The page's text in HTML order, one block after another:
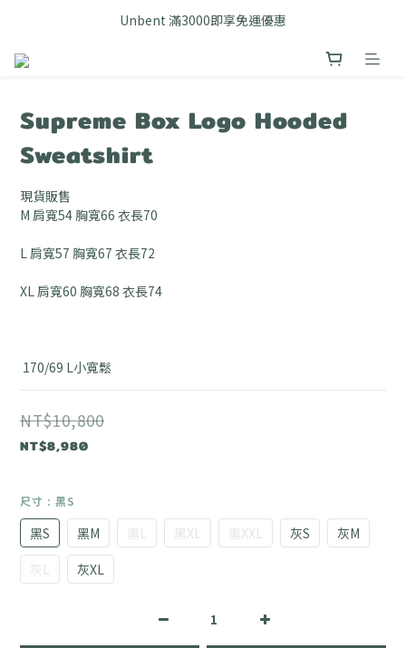
FB搜尋優惠社群 🔎 DOUSHOP 選貨
Unbent 滿3000即享免運優惠
Supreme Box Logo Hooded
Sweatshirt
現貨販售
M 肩寬54 胸寬66 衣長70
L 肩寬57 胸寬67 衣長72
XL 肩寬60 胸寬68 衣長74
170/69 L小寬鬆
NT$10,800
NT$8,980
尺寸 : 黑S
黑S 黑M 黑L 黑XL 黑XXL 灰S
灰M
灰L
灰XL